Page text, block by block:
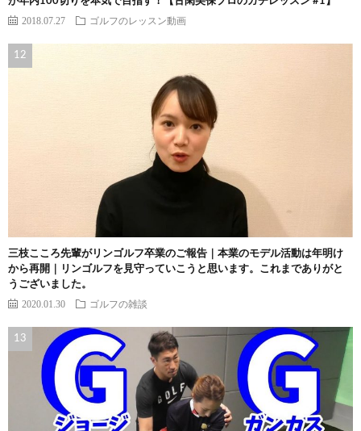
2018.07.27 ゴルフのレッスン動画
三枝こころ先輩がリンゴルフ卒業のご報告｜本業のモデル活動は年明け
から再開｜リンゴルフを見守っていこうと思います。これまでありがと
うございました。
2020.01.30 ゴルフの雑談